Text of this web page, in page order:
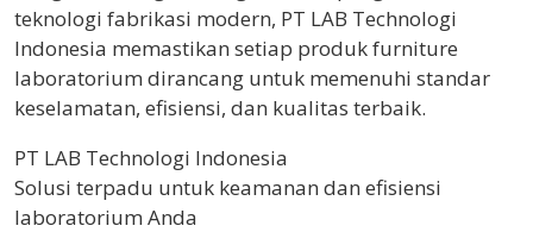
teknologi fabrikasi modern, PT LAB Technologi
Indonesia memastikan setiap produk furniture
laboratorium dirancang untuk memenuhi standar
keselamatan, efisiensi, dan kualitas terbaik.
PT LAB Technologi Indonesia
Solusi terpadu untuk keamanan dan efisiensi
laboratorium Anda